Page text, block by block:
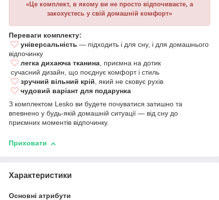
«Це комплект, в якому ви не просто відпочиваєте, а
закохуєтесь у свій домашній комфорт»
Переваги комплекту:
універсальність — підходить і для сну, і для домашнього
відпочинку
легка дихаюча тканина, приємна на дотик
сучасний дизайн, що поєднує комфорт і стиль
зручний вільний крій, який не сковує рухів
чудовий варіант для подарунка
З комплектом Lesko ви будете почуватися затишно та
впевнено у будь-якій домашній ситуації — від сну до
приємних моментів відпочинку.
Приховати
Характеристики
Основні атрибути